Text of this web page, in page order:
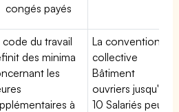
congés payés
code du travail
des minima
les
à
La convention
collective
Bâtiment
ouvriers jusqu'à
10 Salariés peut